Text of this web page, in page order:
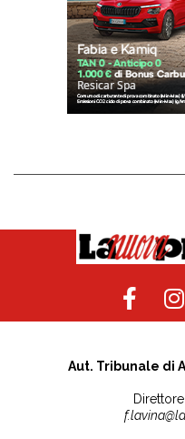
Aut. Tribunale di
Direttore